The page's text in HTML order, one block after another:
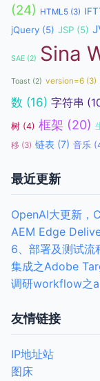
(24) HTML5 (3)
jQuery (5) JSP (5)
SAE (2) Sina
Toast (2) version=6 (3)
数 (16) 字符串
树 (4) 框架 (20)
移 (3) 链表 (7) 音乐
最近更新
OpenAI大更新，
AEM Edge
6、部署及测试流
集成之Adobe
调研workflow之
友情链接
IP地址站
图床